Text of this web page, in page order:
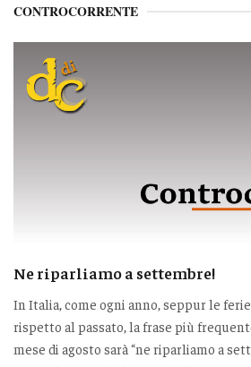
CONTROCORRENTE
Ne riparliamo a settembre!
In Italia, come ogni anno, seppur le
rispetto al passato, la frase più
mese di agosto sarà “ne riparliamo a